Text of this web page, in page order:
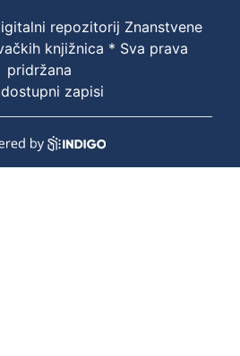
repozitorij Znanstvene
knjižnica * Sva prava
pridržana
zapisi